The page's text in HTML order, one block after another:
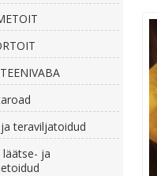
ja teraviljatoidud
läätse- ja